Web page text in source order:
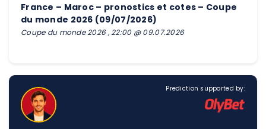
France – Maroc – pronostics et cotes – Coupe
du monde 2026 (09/07/2026)
Coupe du monde 2026 , 22:00 @ 09.07.2026
Prediction supported by: